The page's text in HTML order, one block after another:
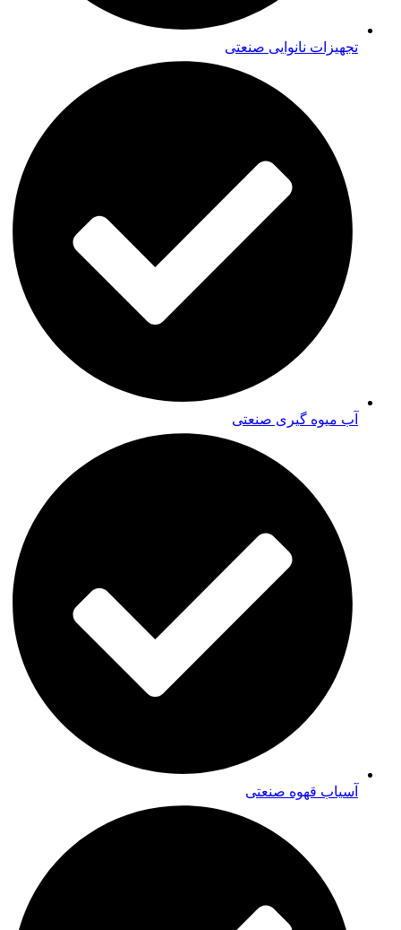
تجهیزات نانوایی صنعتی
آب میوه گیری صنعتی
آسیاب قهوه صنعتی